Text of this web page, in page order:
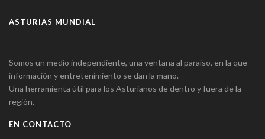
ASTURIAS MUNDIAL
Somos un medio independiente, una ventana al paraíso, en la que
información y entretenimiento se dan la mano.
Una herramienta útil para los Asturianos de dentro y fuera de la
región.
EN CONTACTO